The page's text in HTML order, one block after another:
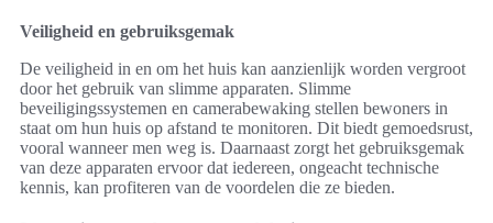
Veiligheid en gebruiksgemak
De veiligheid in en om het huis kan aanzienlijk worden vergroot
door het gebruik van slimme apparaten. Slimme
beveiligingssystemen en camerabewaking stellen bewoners in
staat om hun huis op afstand te monitoren. Dit biedt gemoedsrust,
vooral wanneer men weg is. Daarnaast zorgt het gebruiksgemak
van deze apparaten ervoor dat iedereen, ongeacht technische
kennis, kan profiteren van de voordelen die ze bieden.